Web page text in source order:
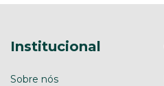
Institucional
Sobre nós